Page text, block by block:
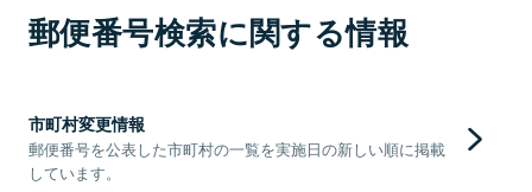
郵便番号検索に関する情報
市町村変更情報
郵便番号を公表した市町村の一覧を実施日の新しい順に掲載
しています。